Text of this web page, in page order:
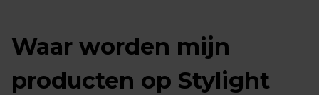
Waar worden mijn
producten op Stylight